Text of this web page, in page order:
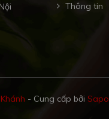
Thông tin
- Cung cấp bởi Sapo